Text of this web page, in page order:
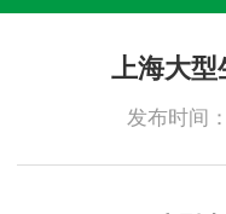
上海大
发布时间